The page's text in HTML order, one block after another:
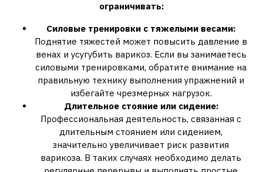
ограничивать:
Силовые тренировки с тяжелыми весами:
Поднятие тяжестей может повысить давление в
венах и усугубить варикоз. Если вы занимаетесь
силовыми тренировками, обратите внимание на
правильную технику выполнения упражнений и
избегайте чрезмерных нагрузок.
Длительное стояние или сидение:
Профессиональная деятельность, связанная с
длительным стоянием или сидением,
значительно увеличивает риск развития
варикоза. В таких случаях необходимо делать